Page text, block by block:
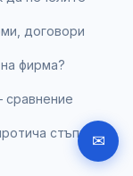
договори
фирма?
сравнение
стъпка ✉